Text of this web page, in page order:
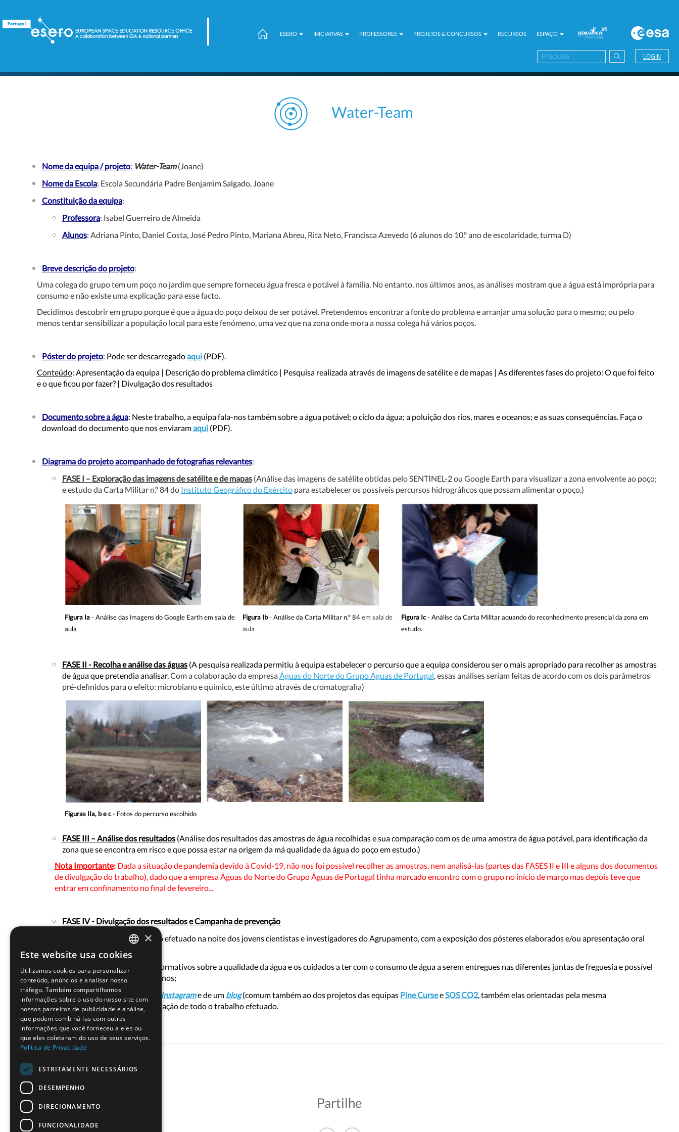
ESERO INICIATIVAS PROFESSORES PROJETOS & CONCURSOS RECURSOS ESPAÇO
LOGIN
Water-Team
Nome da equipa / projeto: Water-Team (Joane)
Nome da Escola: Escola Secundária Padre Benjamim Salgado, Joane
Constituição da equipa:
Professora: Isabel Guerreiro de Almeida
Alunos: Adriana Pinto, Daniel Costa, José Pedro Pinto, Mariana Abreu, Rita Neto, Francisca Azevedo (6 alunos do 10.º ano de escolaridade, turma D)
Breve descrição do projeto:
Uma colega do grupo tem um poço no jardim que sempre forneceu água fresca e potável à família. No entanto, nos últimos anos, as análises mostram que a água está imprópria para
consumo e não existe uma explicação para esse facto.
Decidimos descobrir em grupo porque é que a água do poço deixou de ser potável. Pretendemos encontrar a fonte do problema e arranjar uma solução para o mesmo; ou pelo
menos tentar sensibilizar a população local para este fenómeno, uma vez que na zona onde mora a nossa colega há vários poços.
Póster do projeto: Pode ser descarregadoaqui (PDF).
Conteúdo: Apresentação da equipa | Descrição do problema climático | Pesquisa realizada através de imagens de satélite e de mapas | As diferentes fases do projeto: O que foi feito
e o que ficou por fazer? | Divulgação dos resultados
Documento sobre a água: Neste trabalho, a equipa fala-nos também sobre a água potável; o ciclo da água; a poluição dos rios, mares e oceanos; e as suas consequências. Faça o
download do documento que nos enviaramaqui (PDF).
Diagrama do projeto acompanhado de fotografias relevantes:
FASE I – Exploração das imagens de satélite e de mapas(Análise das imagens de satélite obtidas pelo SENTINEL-2 ou Google Earth para visualizar a zona envolvente ao poço;
e estudo da Carta Militar n.º 84 do Instituto Geográfico do Exércitopara estabelecer os possíveis percursos hidrográficos que possam alimentar o poço.)
Figura Ia- Análise das imagens do Google Earth em sala de
aula
Figura Ib- Análise da Carta Militar n.º 84em sala de
aula
Figura Ic- Análise da Carta Militar aquando do reconhecimento presencial da zona em
estudo.
FASE II - Recolha e análise das águas (A pesquisa realizada permitiu à equipa estabelecer o percurso que a equipa considerou ser o mais apropriado para recolher as amostras
de água que pretendia analisar.Com a colaboração da empresa Águas do Norte do Grupo Águas de Portugal, essas análises seriam feitas de acordo com os dois parâmetros
pré-definidos para o efeito: microbiano e químico, este último através de cromatografia)
Figuras IIa, b e c- Fotos do percurso escolhido
FASE III –Análise dos resultados(Análise dos resultados das amostras de água recolhidas e sua comparação com os de uma amostra de água potável, para identificação da
zona que se encontra em risco e que possa estar na origem da má qualidade da água do poço em estudo.)
Nota Importante: Dada a situação de pandemia devido à Covid-19, não nos foi possível recolher as amostras, nem analisá-las (partes das FASES II e III e alguns dos documentos
de divulgação do trabalho), dado que a empresa Águas do Norte do Grupo Águas de Portugal tinha marcado encontro com o grupo no início de março mas depois teve que
entrar em confinamento no final de fevereiro...
FASE IV - Divulgação dos resultados eCampanha de prevenção
Divulgação do trabalho efetuado na noite dos jovens cientistas e investigadores do Agrupamento, com a exposição dos pósteres elaborados e/ou apresentação oral
dos resultados;
Criação de folhetos informativos sobre a qualidade da água e os cuidados a ter com o consumo de água a serem entregues nas diferentes juntas de freguesia e possível
apresentação pelos alunos;
Criação de um sítio no
Instagrame de um blog(comum também ao dos projetos das equipas Pine CurseeSOS CO2, também elas orientadas pela mesma
professora)para divulgação de todo o trabalho efetuado.
Partilhe
PORTUGUESE
ENGLISH
×
Este website usa cookies
Utilizamos cookies para personalizar
conteúdo, anúncios e analisar nosso
tráfego. Também compartilhamos
informações sobre o uso do nosso site com
nossos parceiros de publicidade e análise,
que podem combiná-las com outras
informações que você forneceu a eles ou
que eles coletaram do uso de seus serviços.
Política de Privacidade
ESTRITAMENTE NECESSÁRIOS
DESEMPENHO
DIRECIONAMENTO
FUNCIONALIDADE